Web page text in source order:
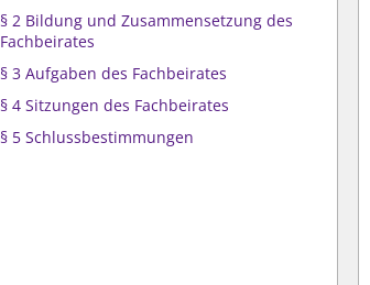
§ 2 Bildung und Zusammensetzung des
Fachbeirates
§ 3 Aufgaben des Fachbeirates
§ 4 Sitzungen des Fachbeirates
§ 5 Schlussbestimmungen